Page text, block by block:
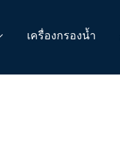
เครื่องกรองน้ำ